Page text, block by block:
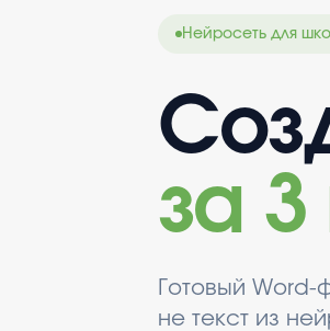
Нейросеть для
за
Готовый
не текст из